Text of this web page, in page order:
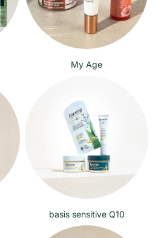
My Age
basis sensitive Q10